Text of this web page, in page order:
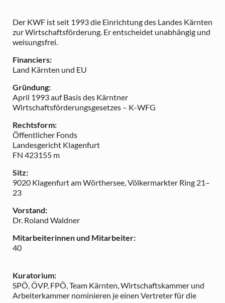
Der KWF ist seit 1993 die Einrichtung des Landes Kärnten
zur Wirtschaftsförderung. Er entscheidet unabhängig und
weisungsfrei.
Financiers:
Land Kärnten und EU
Gründung:
April 1993 auf Basis des Kärntner
Wirtschaftsförderungsgesetzes – K-WFG
Rechtsform:
Öffentlicher Fonds
Landesgericht Klagenfurt
FN 423155 m
Sitz:
9020 Klagenfurt am Wörthersee, Völkermarkter Ring 21–
23
Vorstand:
Dr. Roland Waldner
Mitarbeiterinnen und Mitarbeiter:
40
Kuratorium:
SPÖ, ÖVP, FPÖ, Team Kärnten, Wirtschaftskammer und
Arbeiterkammer nominieren je einen Vertreter für die